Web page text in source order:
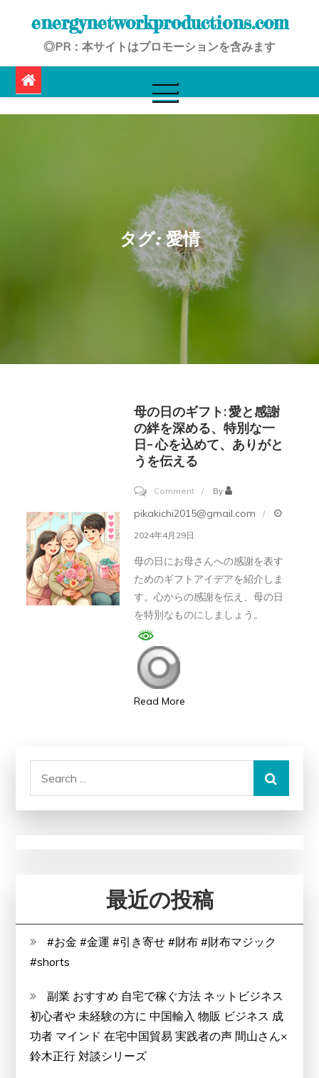
energynetworkproductions.com
◎PR：本サイトはプロモーションを含みます
タグ:愛情
母の日のギフト: 愛と感謝
の絆を深める、特別な一
日– 心を込めて、ありがと
うを伝える
Commenton
母
の
ギ
フ
め
な
一
心
込
め
て、
By
pikakichi2015@gmail.com
2024年4月29日
母の日にお母さんへの感謝を表す
ためのギフトアイデアを紹介しま
す。心からの感謝を伝え、母の日
を特別なものにしましょう。
Read More
最近の投稿
#お金 #金運 #引き寄せ #財布 #財布マジック
#shorts
副業 おすすめ 自宅で稼ぐ方法 ネットビジネス
初心者や 未経験の方に 中国輸入 物販 ビジネス 成
功者 マインド 在宅中国貿易 実践者の声 間山さん×
鈴木正行 対談シリーズ